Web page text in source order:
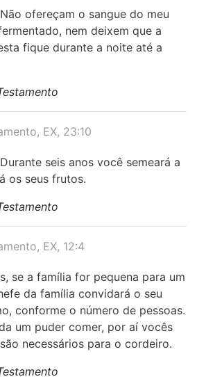
ofereçam o sangue do meu
nem deixem que a
fique durante a noite até a
EX, 23:10
seis anos você semeará a
os seus frutos.
EX, 12:4
se a família for pequena para um
da família convidará o seu
conforme o número de pessoas.
um puder comer, por aí vocês
necessários para o cordeiro.